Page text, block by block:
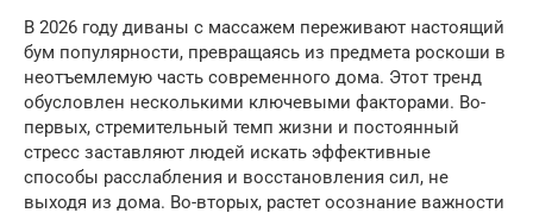
В 2026 году диваны с массажем переживают настоящий
бум популярности, превращаясь из предмета роскоши в
неотъемлемую часть современного дома. Этот тренд
обусловлен несколькими ключевыми факторами. Во-
первых, стремительный темп жизни и постоянный
стресс заставляют людей искать эффективные
способы расслабления и восстановления сил, не
выходя из дома. Во-вторых, растет осознание важности